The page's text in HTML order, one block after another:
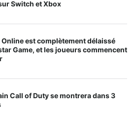
Switch et Xbox
Online est complètement délaissé
Game, et les joueurs commencent
Call of Duty se montrera dans 3